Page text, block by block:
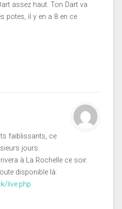
assez haut. Ton Dart va
potes, il y en a 8 en ce
faiblissants, ce
jours.
à La Rochelle ce soir.
disponible là:
live.php